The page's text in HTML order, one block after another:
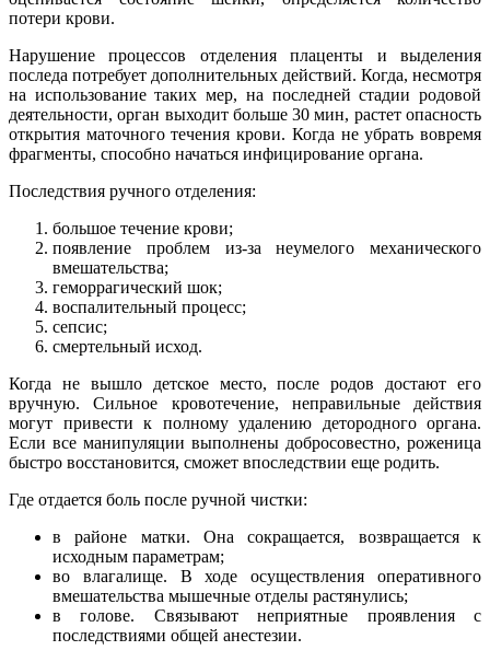
потери крови.
Нарушение процессов отделения плаценты и выделения
последа потребует дополнительных действий. Когда, несмотря
на использование таких мер, на последней стадии родовой
деятельности, орган выходит больше 30 мин, растет опасность
открытия маточного течения крови. Когда не убрать вовремя
фрагменты, способно начаться инфицирование органа.
Последствия ручного отделения:
большое течение крови;
появление проблем из-за неумелого механического
вмешательства;
геморрагический шок;
воспалительный процесс;
сепсис;
смертельный исход.
Когда не вышло детское место, после родов достают его
вручную. Сильное кровотечение, неправильные действия
могут привести к полному удалению детородного органа.
Если все манипуляции выполнены добросовестно, роженица
быстро восстановится, сможет впоследствии еще родить.
Где отдается боль после ручной чистки:
в районе матки. Она сокращается, возвращается к
исходным параметрам;
во влагалище. В ходе осуществления оперативного
вмешательства мышечные отделы растянулись;
в голове. Связывают неприятные проявления с
последствиями общей анестезии.